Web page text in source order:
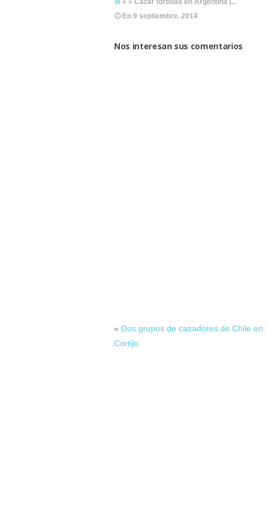
» » Cazar tórtolas en Argentina |...
En 9 septiembre, 2014
Nos interesan sus comentarios
« Dos grupos de cazadores de Chile en
Cortijo